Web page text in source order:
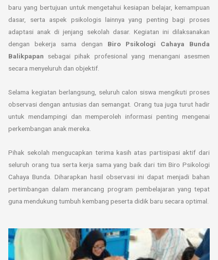
baru yang bertujuan untuk mengetahui kesiapan belajar, kemampuan
dasar, serta aspek psikologis lainnya yang penting bagi proses
adaptasi anak di jenjang sekolah dasar. Kegiatan ini dilaksanakan
dengan bekerja sama dengan Biro Psikologi Cahaya Bunda
Balikpapan sebagai pihak profesional yang menangani asesmen
secara menyeluruh dan objektif.
Selama kegiatan berlangsung, seluruh calon siswa mengikuti proses
observasi dengan antusias dan semangat. Orang tua juga turut hadir
untuk mendampingi dan memperoleh informasi penting mengenai
perkembangan anak mereka.
Pihak sekolah mengucapkan terima kasih atas partisipasi aktif dari
seluruh orang tua serta kerja sama yang baik dari tim Biro Psikologi
Cahaya Bunda. Diharapkan hasil observasi ini dapat menjadi bahan
pertimbangan dalam merancang program pembelajaran yang tepat
guna mendukung tumbuh kembang peserta didik baru secara optimal.